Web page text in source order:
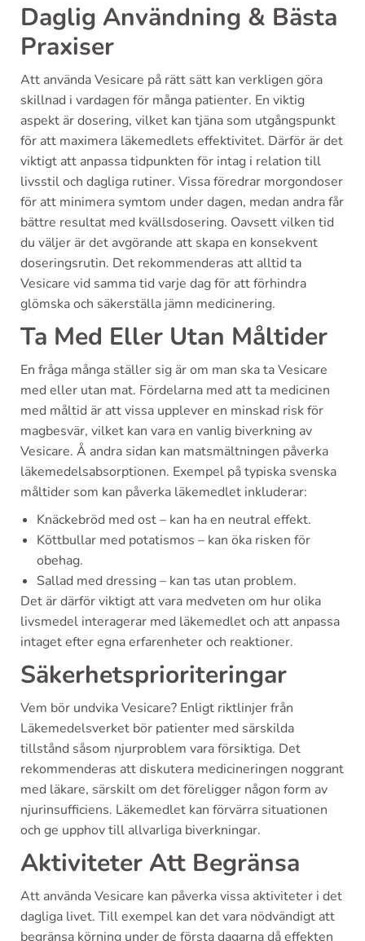
Daglig Användning & Bästa
Praxiser
Att använda Vesicare på rätt sätt kan verkligen göra
skillnad i vardagen för många patienter. En viktig
aspekt är dosering, vilket kan tjäna som utgångspunkt
för att maximera läkemedlets effektivitet. Därför är det
viktigt att anpassa tidpunkten för intag i relation till
livsstil och dagliga rutiner. Vissa föredrar morgondoser
för att minimera symtom under dagen, medan andra får
bättre resultat med kvällsdosering. Oavsett vilken tid
du väljer är det avgörande att skapa en konsekvent
doseringsrutin. Det rekommenderas att alltid ta
Vesicare vid samma tid varje dag för att förhindra
glömska och säkerställa jämn medicinering.
Ta Med Eller Utan Måltider
En fråga många ställer sig är om man ska ta Vesicare
med eller utan mat. Fördelarna med att ta medicinen
med måltid är att vissa upplever en minskad risk för
magbesvär, vilket kan vara en vanlig biverkning av
Vesicare. Å andra sidan kan matsmältningen påverka
läkemedelsabsorptionen. Exempel på typiska svenska
måltider som kan påverka läkemedlet inkluderar:
Knäckebröd med ost – kan ha en neutral effekt.
Köttbullar med potatismos – kan öka risken för
obehag.
Sallad med dressing – kan tas utan problem.
Det är därför viktigt att vara medveten om hur olika
livsmedel interagerar med läkemedlet och att anpassa
intaget efter egna erfarenheter och reaktioner.
Säkerhetsprioriteringar
Vem bör undvika Vesicare? Enligt riktlinjer från
Läkemedelsverket bör patienter med särskilda
tillstånd såsom njurproblem vara försiktiga. Det
rekommenderas att diskutera medicineringen noggrant
med läkare, särskilt om det föreligger någon form av
njurinsufficiens. Läkemedlet kan förvärra situationen
och ge upphov till allvarliga biverkningar.
Aktiviteter Att Begränsa
Att använda Vesicare kan påverka vissa aktiviteter i det
dagliga livet. Till exempel kan det vara nödvändigt att
begränsa körning under de första dagarna då effekten